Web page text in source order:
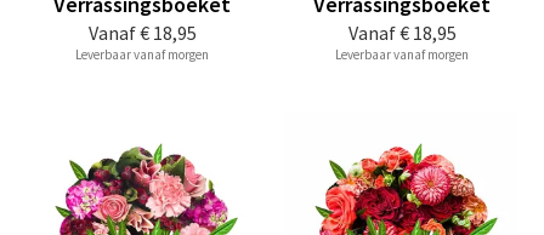
Vanaf€ 18,95
Leverbaar vanaf morgen
Vanaf€ 18,95
Leverbaar vanaf morgen